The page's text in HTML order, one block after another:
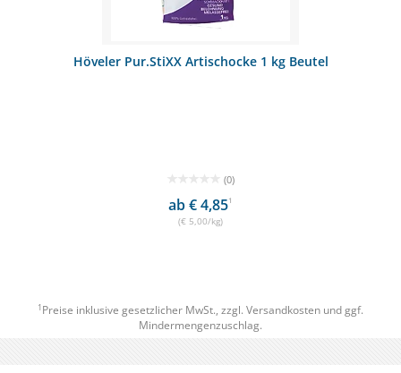
Höveler Pur.StiXX Artischocke 1 kg Beutel
(0)
ab € 4,851
(€ 5,00/kg)
1 Preise inklusive gesetzlicher MwSt., zzgl. Versandkosten und ggf.
Mindermengenzuschlag.